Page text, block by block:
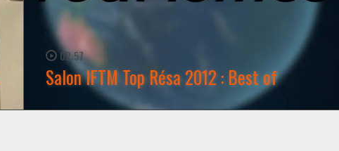
02:57
Salon IFTM Top Résa 2012 : Best of
WATCH NOW →